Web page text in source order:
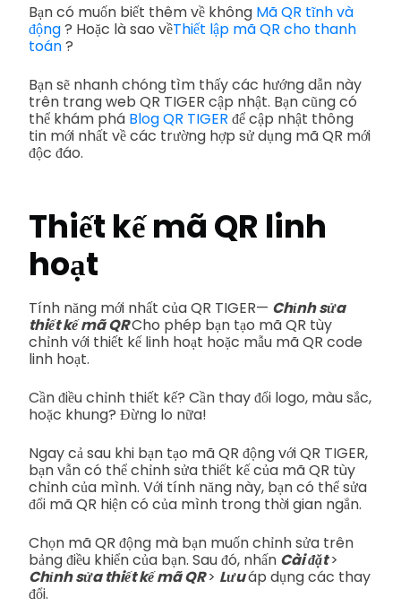
Bạn có muốn biết thêm về không Mã QR tĩnh và
động? Hoặc là sao vềThiết lập mã QR cho thanh
toán?
Bạn sẽ nhanh chóng tìm thấy các hướng dẫn này
trên trang web QR TIGER cập nhật. Bạn cũng có
thể khám phá Blog QR TIGER để cập nhật thông
tin mới nhất về các trường hợp sử dụng mã QR mới
độc đáo.
Thiết kế mã QR linh
hoạt
Tính năng mới nhất của QR TIGER— Chỉnh sửa
thiết kế mã QRCho phép bạn tạo mã QR tùy
chỉnh với thiết kế linh hoạt hoặc mẫu mã QR code
linh hoạt.
Cần điều chỉnh thiết kế? Cần thay đổi logo, màu sắc,
hoặc khung? Đừng lo nữa!
Ngay cả sau khi bạn tạo mã QR động với QR TIGER,
bạn vẫn có thể chỉnh sửa thiết kế của mã QR tùy
chỉnh của mình. Với tính năng này, bạn có thể sửa
đổi mã QR hiện có của mình trong thời gian ngắn.
Chọn mã QR động mà bạn muốn chỉnh sửa trên
bảng điều khiển của bạn. Sau đó, nhấn Cài đặt>
Chỉnh sửa thiết kế mã QR> Lưuáp dụng các thay
đổi.